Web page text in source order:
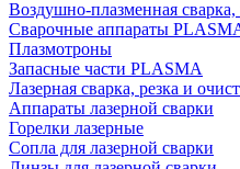
Воздушно-плазменная сварка,
Сварочные аппараты
Плазмотроны
Запасные части PLASMA
Лазерная сварка, резка и
Аппараты лазерной сварки
Горелки лазерные
Сопла для лазерной сварки